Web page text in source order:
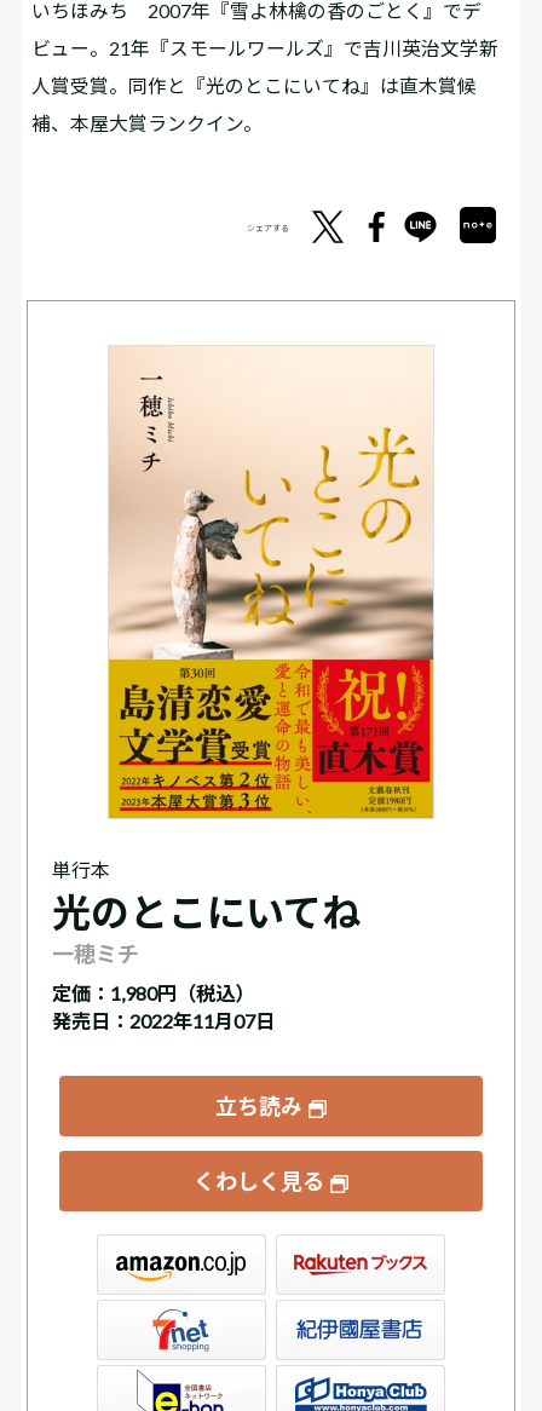
いちほみち 2007年『雪よ林檎の香のごとく』でデ
ビュー。21年『スモールワールズ』で吉川英治文学新
人賞受賞。同作と『光のとこにいてね』は直木賞候
補、本屋大賞ランクイン。
シェアする
単行本
光のとこにいてね
一穂ミチ
定価： 1,980円（税込）
発売日：2022年11月07日
立ち読み
くわしく見る
書店ウェブストア